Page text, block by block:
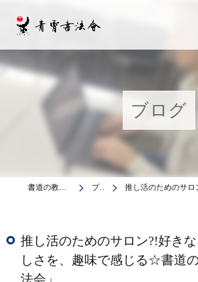
ブログ
書道の教室は青霄書法会 ブログ 推し活のためのサロン?!好きなものにの
推し活のためのサロン?!好き
しさを、趣味で感じる☆書道
法会」